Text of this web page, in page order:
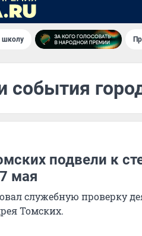
школу
события
подвели к
мая
служебную проверку
Томских.